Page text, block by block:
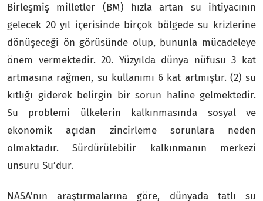
Birleşmiş milletler (BM) hızla artan su ihtiyacının
gelecek 20 yıl içerisinde birçok bölgede su krizlerine
dönüşeceği ön görüsünde olup, bununla mücadeleye
önem vermektedir. 20. Yüzyılda dünya nüfusu 3 kat
artmasına rağmen, su kullanımı 6 kat artmıştır. (2) su
kıtlığı giderek belirgin bir sorun haline gelmektedir.
Su problemi ülkelerin kalkınmasında sosyal ve
ekonomik açıdan zincirleme sorunlara neden
olmaktadır. Sürdürülebilir kalkınmanın merkezi
unsuru Su’dur.
NASA'nın araştırmalarına göre, dünyada tatlı su